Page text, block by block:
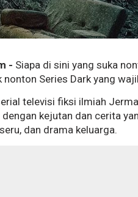
- Siapa di sini yang suka
nonton Series Dark yang
televisi fiksi ilmiah
dengan kejutan dan cerita
dan drama keluarga.